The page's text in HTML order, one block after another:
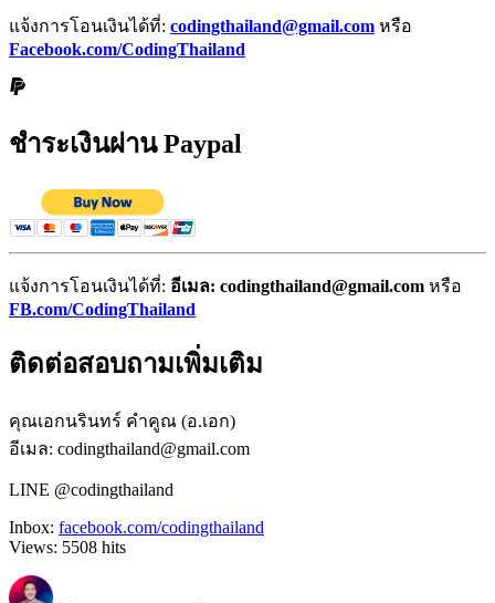
แจ้งการโอนเงินได้ที่: codingthailand@gmail.com หรือ
Facebook.com/CodingThailand
ชำระเงินผ่าน Paypal
แจ้งการโอนเงินได้ที่: อีเมล: codingthailand@gmail.com หรือ
FB.com/CodingThailand
ติดต่อสอบถามเพิ่มเติม
คุณเอกนรินทร์ คำคูณ (อ.เอก)
อีเมล: codingthailand@gmail.com
LINE @codingthailand
Inbox: facebook.com/codingthailand
Views: 5508 hits